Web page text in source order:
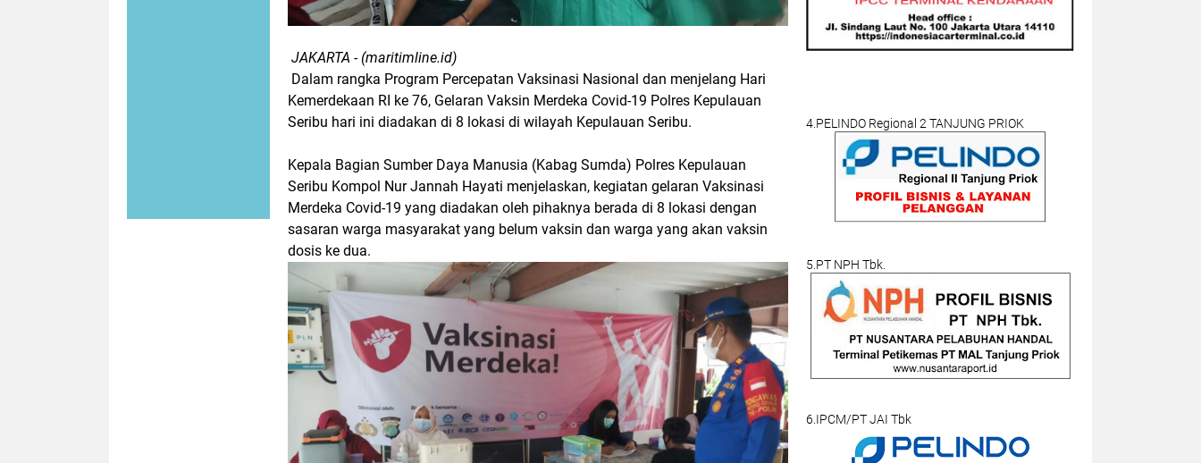
JAKARTA - (maritimline.id)
Dalam rangka Program Percepatan Vaksinasi Nasional dan menjelang Hari
Kemerdekaan RI ke 76, Gelaran Vaksin Merdeka Covid-19 Polres Kepulauan
Seribu hari ini diadakan di 8 lokasi di wilayah Kepulauan Seribu.
Kepala Bagian Sumber Daya Manusia (Kabag Sumda) Polres Kepulauan
Seribu Kompol Nur Jannah Hayati menjelaskan, kegiatan gelaran Vaksinasi
Merdeka Covid-19 yang diadakan oleh pihaknya berada di 8 lokasi dengan
sasaran warga masyarakat yang belum vaksin dan warga yang akan vaksin
dosis ke dua.
4.PELINDO Regional 2 TANJUNG PRIOK
5.PT NPH Tbk.
6.IPCM/PT JAI Tbk